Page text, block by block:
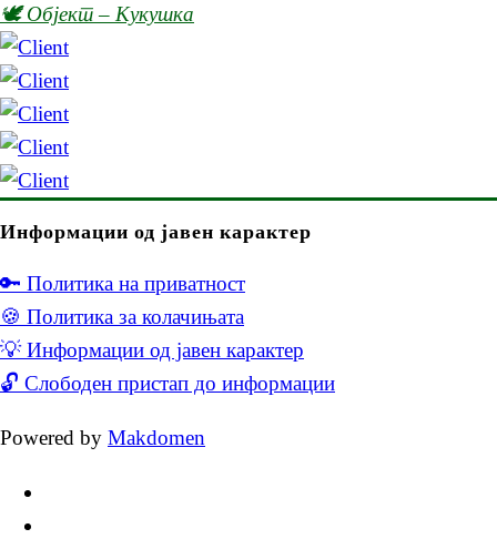
🕊️ Објект – Кукушка
Информации од јавен карактер
🔑 Политика на приватност
🍪 Политика за колачињата
💡 Информации од јавен карактер
🔓 Слободен пристап до информации
Powered by Makdomen